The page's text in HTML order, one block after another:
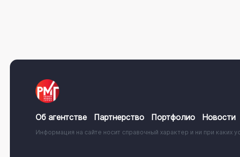
Об агентстве Партнерство Портфолио Новости
Информация на сайте носит справочный характер и ни при каких